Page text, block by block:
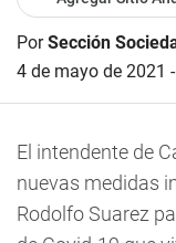
PorSección
4 de mayo de 2021
El intendente de
nuevas medidas
Rodolfo Suarez